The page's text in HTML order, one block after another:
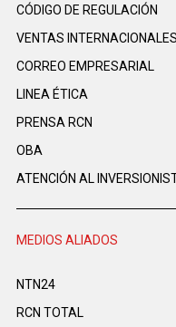
CÓDIGO DE REGULACIÓN
VENTAS INTERNACIONALES
CORREO EMPRESARIAL
LINEA ÉTICA
PRENSA RCN
OBA
ATENCIÓN AL
MEDIOS ALIADOS
NTN24
RCN TOTAL